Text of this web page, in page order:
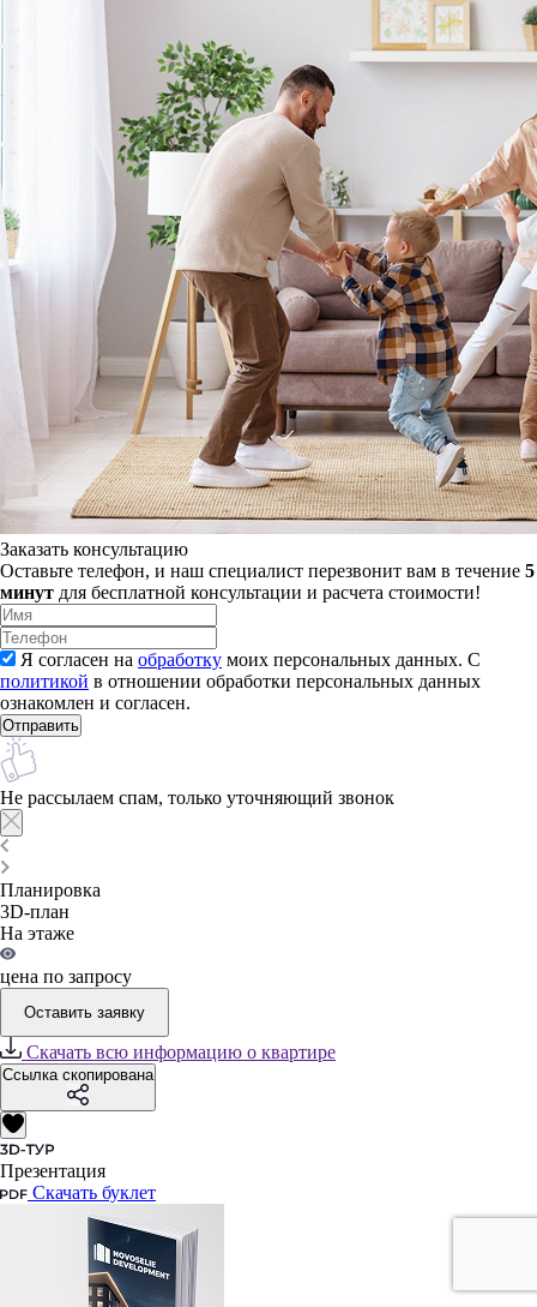
Заказать консультацию
Оставьте телефон, и наш специалист перезвонит вам в течение 5
минут для бесплатной консультации и расчета стоимости!
Я согласен на обработку моих персональных данных. С
политикой в отношении обработки персональных данных
ознакомлен и согласен.
Не рассылаем спам, только уточняющий звонок
Планировка
3D-план
На этаже
цена по запросу
Оставить заявку
Скачать всю информацию о квартире
Ссылка скопирована
Презентация
Скачать буклет